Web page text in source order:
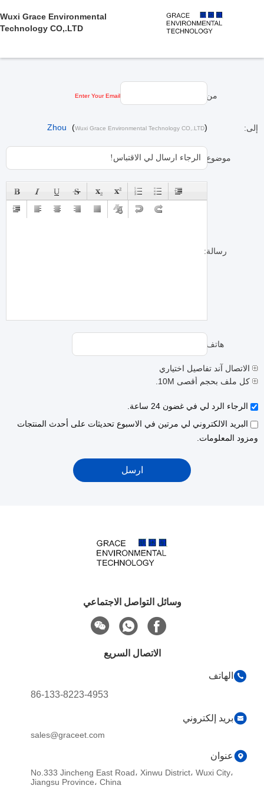
Wuxi Grace Environmental
Technology CO,.LTD
من: Enter Your Email
إلى: Zhou (Wuxi Grace Environmental Technology CO,.LTD)
موضوع:
رسالة:
هاتف:
الاتصال آند تفاصيل اختياري
كل ملف بحجم أقصى 10M.
الرجاء الرد لي في غضون 24 ساعة.
البريد الالكتروني لي مرتين في الاسبوع تحديثات على أحدث المنتجات
ومزود المعلومات.
وسائل التواصل الاجتماعي
الاتصال السريع
الهاتف
86-133-8223-4953
بريد إلكتروني
sales@graceet.com
عنوان
No.333 Jincheng East Road، Xinwu District، Wuxi City،
Jiangsu Province، China